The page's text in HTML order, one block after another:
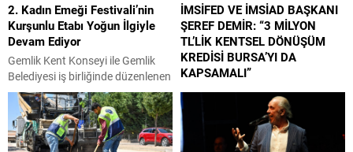
2. Kadın Emeği Festivali’nin
Kurşunlu Etabı Yoğun İlgiyle
Devam Ediyor
Gemlik Kent Konseyi ile Gemlik
Belediyesi iş birliğinde düzenlenen
2. Kadın Emeği Festivali’nin
Kurşunlu etabı, yoğun katılımla
başladı. Kurşunlu Yeni Kordon’da
kurulan stantlar, el emeği göz
İMSİFED VE İMSİAD BAŞKANI
ŞEREF DEMİR: “3 MİLYON
TL’LİK KENTSEL DÖNÜŞÜM
KREDİSİ BURSA’YI DA
KAPSAMALI”
Çevre, Şehircilik ve İklim Değişikliği
Bakanlığı ile Hazine ve Maliye
Bakanlığı tarafından hayata
geçirilen 3 milyon TL’ye kadar